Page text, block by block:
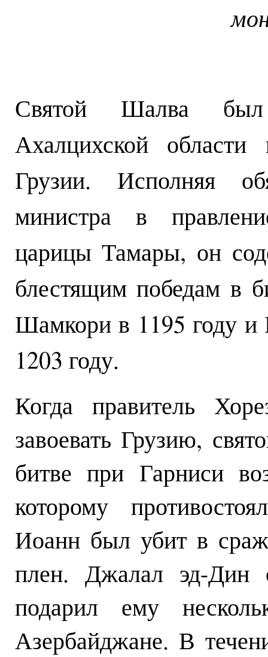
Святой Шалва
Ахалцихской
Грузии. Исполняя
министра в
царицы Тамары, он
блестящим победам в
Шамкори в 1195 году и
1203 году.
Когда правитель
завоевать Грузию,
битве при Гарниси
которому
Иоанн был убит в
плен. Джалал эд-Дин
подарил ему
Азербайджане. В